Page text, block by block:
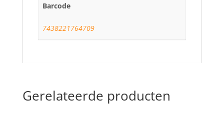
Barcode
7438221764709
Gerelateerde producten